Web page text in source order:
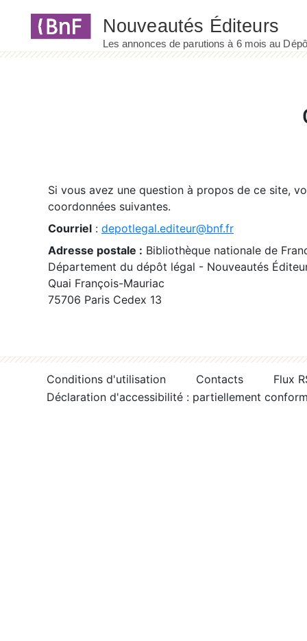
Si vous avez une question à propos de ce site,
coordonnées suivantes.
Courriel : depotlegal.editeur@bnf.fr
Adresse postale : Bibliothèque nationale de
Département du dépôt légal - Nouveautés
Quai François-Mauriac
75706 Paris Cedex 13
Conditions d'utilisation Contacts
Flux
Déclaration d'accessibilité : partiellement